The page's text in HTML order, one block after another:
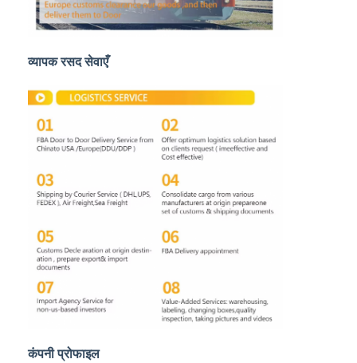
रेल माल भाड़ा
गोदाम सेवा
व्यापक रसद सेवाएँ
कंपनी प्रोफाइल